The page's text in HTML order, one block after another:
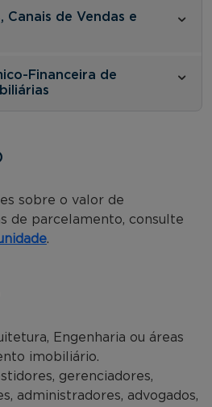
Canais de Vendas e
Financeira de
sobre o valor de
de parcelamento, consulte
.
Engenharia ou áreas
imobiliário.
gerenciadores,
administradores, advogados,